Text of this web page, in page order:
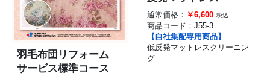
羽毛布団リフォーム
サービス標準コース
通常価格： ￥6,600 税込
商品コード： J55-3
【自社集配専用商品】
低反発マットレスクリーニン
グ